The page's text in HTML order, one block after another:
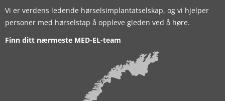
Vi er verdens ledende hørselsimplantatselskap, og vi hjelper
personer med hørselstap å oppleve gleden ved å høre.
Finn ditt nærmeste MED-EL-team